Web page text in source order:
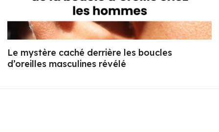
Le mystère caché derrière les boucles
d’oreilles masculines révélé